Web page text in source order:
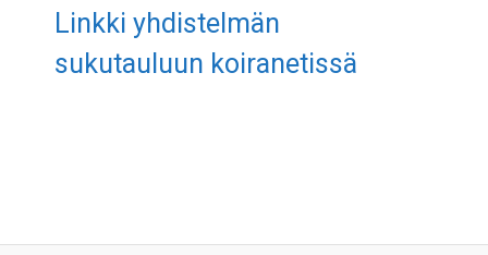
Linkki yhdistelmän
sukutauluun koiranetissä